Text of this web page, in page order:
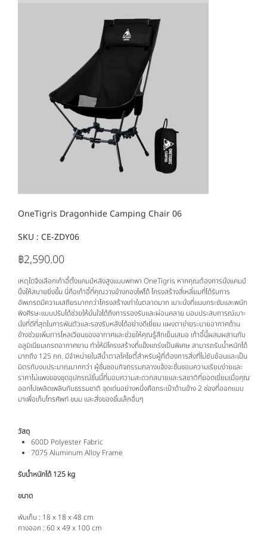
OneTigris Dragonhide Camping Chair 06
SKU : SKU
CE-
CE-ZDY06
ราคา
฿2,590.00
เหตุใดจึงเลือกเก้าอี้ตั้งแคมป์หลังสูงแบบพกพา OneTigris หากคุณต้องการนั่งแคมป์
ปิ้งให้สบายยิ่งขึ้น นี่คือเก้าอี้ที่คุณวางข้างกองไฟได้ โครงสร้างสี่เหลี่ยมที่ได้รับการ
อัพเกรดมีความเสถียรมากกว่าโครงสร้างเก่าในตลาดมาก เบาะนั่งที่แนบกระชับและพนัก
พิงศีรษะแบบปรับได้ช่วยให้มั่นใจได้ถึงการรองรับและผ่อนคลาย มอบประสบการณ์เบาะ
นั่งที่ดีที่สุดในการพันตัวและรองรับหลังได้อย่างดีเยี่ยม แผงตาข่ายระบายอากาศด้าน
ข้างช่วยเพิ่มการไหลเวียนของอากาศและช่วยให้คุณรู้สึกเย็นเสมอ เก้าอี้นี้ผสมผสานกับ
อลูมิเนียมเกรดอากาศยาน ทำให้มีโครงสร้างที่แข็งแกร่งเป็นพิเศษ สามารถรับน้ำหนักได้
มากถึง 125 กก. มีจำหน่ายในสีน้ำตาลโคโยตี้สำหรับผู้ที่ต้องการสิ่งที่ไม่ซับซ้อนและเป็น
มิตรกับงบประมาณมากกว่า ผู้ชื่นชอบกิจกรรมกลางแจ้งจะชื่นชอบความเรียบง่ายและ
ราคาไม่แพงของชุดอุปกรณ์ชิ้นนี้ที่มอบความสะดวกสบายและรสชาติที่ยอดเยี่ยมเมื่อคุณ
ออกไปเพลิดเพลินกับธรรมชาติ จุดเด่นอย่างหนึ่งคือกระเป๋าด้านข้าง 2 ช่องที่ออกแบบ
มาเพื่อเก็บโทรศัพท์ ขนม และสิ่งของชิ้นเล็กอื่นๆ
วัสดุ
600D Polyester Fabric
7075 Aluminum Alloy Frame
รับน้ำหนักได้ 125 kg
ขนาด
พับเก็บ : 18 x 18 x 48 cm
กางออก : 60 x 49 x 100 cm